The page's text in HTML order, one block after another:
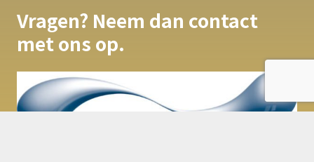
Vragen? Neem dan contact
met ons op.